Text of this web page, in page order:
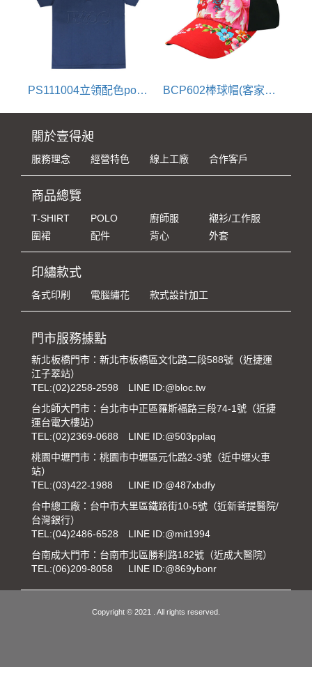
PS111004立領配色polo衫 BCP602棒球帽(客家花布配色)
關於壹得昶
服務理念 經營特色 線上工廠 合作客戶
商品總覽
T-SHIRT POLO 廚師服
襯衫/工作服
圍裙
配件 背心 外套
印繡款式
各式印刷 電腦繡花 款式設計加工
門市服務據點
新北板橋門市：新北市板橋區文化路二段588號（近捷運
江子翠站）
TEL:(02)2258-2598
LINE ID:@bloc.tw
台北師大門市：台北市中正區羅斯福路三段74-1號（近捷
運台電大樓站）
TEL:(02)2369-0688
LINE ID:@503pplaq
桃園中壢門市：桃園市中壢區元化路2-3號（近中壢火車
站）
TEL:(03)422-1988
LINE ID:@487xbdfy
台中總工廠：台中市大里區鐵路街10-5號（近新菩提醫院/
台灣銀行）
TEL:(04)2486-6528
LINE ID:@mit1994
台南成大門市：台南市北區勝利路182號（近成大醫院）
TEL:(06)209-8058 LINE ID:@869ybonr
Copyright © 2021 . All rights reserved.